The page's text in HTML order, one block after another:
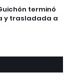
terminó
y trasladada a